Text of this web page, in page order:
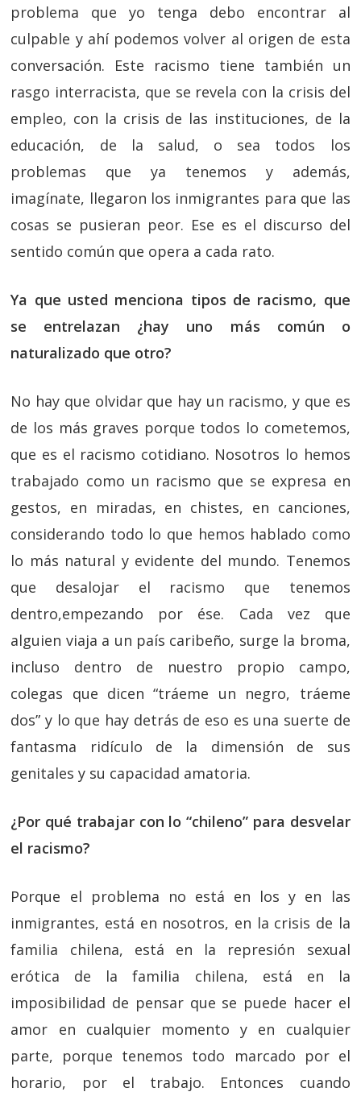
problema que yo tenga debo encontrar al
culpable y ahí podemos volver al origen de esta
conversación. Este racismo tiene también un
rasgo interracista, que se revela con la crisis del
empleo, con la crisis de las instituciones, de la
educación, de la salud, o sea todos los
problemas que ya tenemos y además,
imagínate, llegaron los inmigrantes para que las
cosas se pusieran peor. Ese es el discurso del
sentido común que opera a cada rato.
Ya que usted menciona tipos de racismo, que
se entrelazan ¿hay uno más común o
naturalizado que otro?
No hay que olvidar que hay un racismo, y que es
de los más graves porque todos lo cometemos,
que es el racismo cotidiano. Nosotros lo hemos
trabajado como un racismo que se expresa en
gestos, en miradas, en chistes, en canciones,
considerando todo lo que hemos hablado como
lo más natural y evidente del mundo. Tenemos
que desalojar el racismo que tenemos
dentro,empezando por ése. Cada vez que
alguien viaja a un país caribeño, surge la broma,
incluso dentro de nuestro propio campo,
colegas que dicen “tráeme un negro, tráeme
dos” y lo que hay detrás de eso es una suerte de
fantasma ridículo de la dimensión de sus
genitales y su capacidad amatoria.
¿Por qué trabajar con lo “chileno” para desvelar
el racismo?
Porque el problema no está en los y en las
inmigrantes, está en nosotros, en la crisis de la
familia chilena, está en la represión sexual
erótica de la familia chilena, está en la
imposibilidad de pensar que se puede hacer el
amor en cualquier momento y en cualquier
parte, porque tenemos todo marcado por el
horario, por el trabajo. Entonces cuando